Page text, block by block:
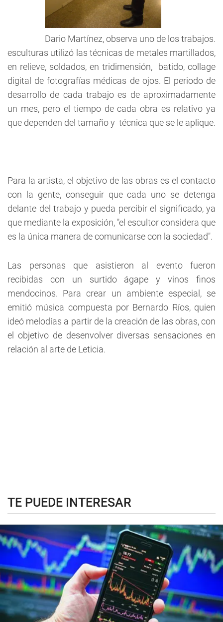
Dario Martínez, observa uno de los trabajos.
esculturas utilizó las técnicas de metales martillados,
en relieve, soldados, en tridimensión, batido, collage
digital de fotografías médicas de ojos. El periodo de
desarrollo de cada trabajo es de aproximadamente
un mes, pero el tiempo de cada obra es relativo ya
que dependen del tamaño y técnica que se le aplique.
Para la artista, el objetivo de las obras es el contacto
con la gente, conseguir que cada uno se detenga
delante del trabajo y pueda percibir el significado, ya
que mediante la exposición, "el escultor considera que
es la única manera de comunicarse con la sociedad".
Las personas que asistieron al evento fueron
recibidas con un surtido ágape y vinos finos
mendocinos. Para crear un ambiente especial, se
emitió música compuesta por Bernardo Ríos, quien
ideó melodías a partir de la creación de las obras, con
el objetivo de desenvolver diversas sensaciones en
relación al arte de Leticia.
TE PUEDE INTERESAR